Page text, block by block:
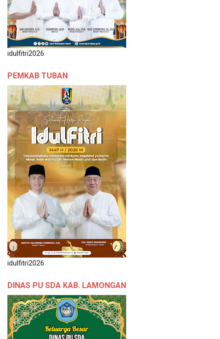
idulfitri2026
PEMKAB TUBAN
idulfitri2026
DINAS PU SDA KAB. LAMONGAN